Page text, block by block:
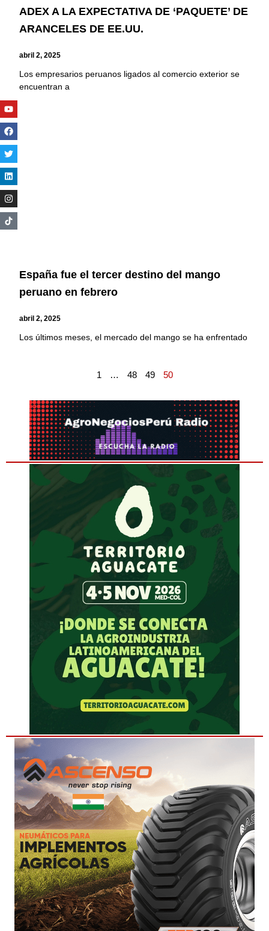
ADEX A LA EXPECTATIVA DE ‘PAQUETE’ DE
ARANCELES DE EE.UU.
abril 2, 2025
Los empresarios peruanos ligados al comercio exterior se
encuentran a
España fue el tercer destino del mango
peruano en febrero
abril 2, 2025
Los últimos meses, el mercado del mango se ha enfrentado
1 … 48 49 50
Youtube
Facebook
Twitter
Linkedin
Instagram